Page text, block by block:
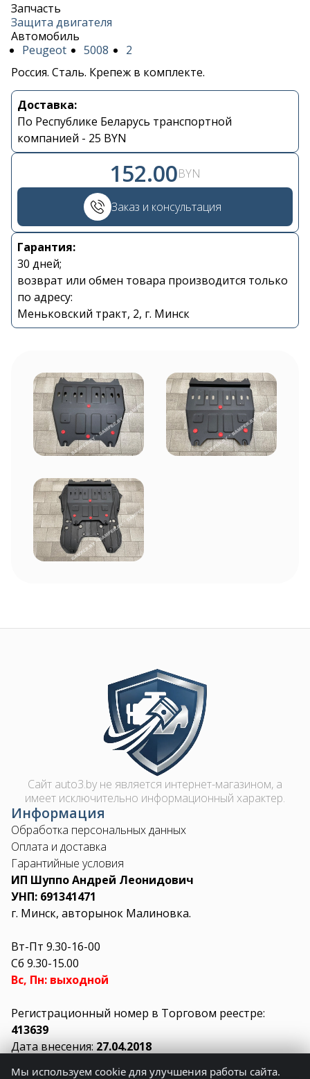
Запчасть
Защита двигателя
Автомобиль
Peugeot
5008
2
Россия. Сталь. Крепеж в комплекте.
Доставка:
По Республике Беларусь транспортной
компанией - 25 BYN
152.00BYN
Заказ и консультация
Гарантия:
30 дней;
возврат или обмен товара производится только
по адресу:
Меньковский тракт, 2, г. Минск
Контакты
+375 29 870 15 80
shupik21@bk.ru
Image
Сайт auto3.by не является интернет-магазином, а
имеет исключительно информационный характер.
Информация
Обработка персональных данных
Оплата и доставка
Гарантийные условия
ИП Шуппо Андрей Леонидович
УНП: 691341471
г. Минск, авторынок Малиновка.
Вт-Пт 9.30-16-00
Сб 9.30-15.00
Вс, Пн: выходной
Регистрационный номер в Торговом реестре:
413639
Дата внесения:27.04.2018
Мы используем cookie для улучшения работы сайта.